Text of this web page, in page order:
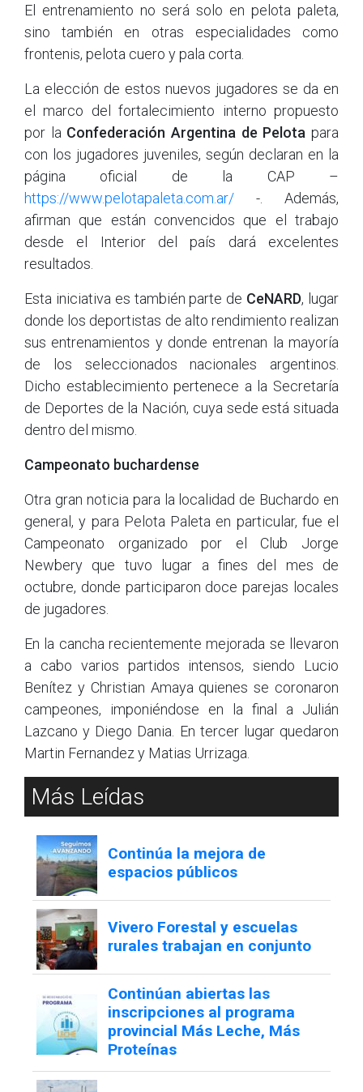
El entrenamiento no será solo en pelota paleta,
sino también en otras especialidades como
frontenis, pelota cuero y pala corta.
La elección de estos nuevos jugadores se da en
el marco del fortalecimiento interno propuesto
por la Confederación Argentina de Pelota para
con los jugadores juveniles, según declaran en la
página oficial de la CAP –
https://www.pelotapaleta.com.ar/ -. Además,
afirman que están convencidos que el trabajo
desde el Interior del país dará excelentes
resultados.
Esta iniciativa es también parte de CeNARD, lugar
donde los deportistas de alto rendimiento realizan
sus entrenamientos y donde entrenan la mayoría
de los seleccionados nacionales argentinos.
Dicho establecimiento pertenece a la Secretaría
de Deportes de la Nación, cuya sede está situada
dentro del mismo.
Campeonato buchardense
Otra gran noticia para la localidad de Buchardo en
general, y para Pelota Paleta en particular, fue el
Campeonato organizado por el Club Jorge
Newbery que tuvo lugar a fines del mes de
octubre, donde participaron doce parejas locales
de jugadores.
En la cancha recientemente mejorada se llevaron
a cabo varios partidos intensos, siendo Lucio
Benítez y Christian Amaya quienes se coronaron
campeones, imponiéndose en la final a Julián
Lazcano y Diego Dania. En tercer lugar quedaron
Martin Fernandez y Matias Urrizaga.
Más Leídas